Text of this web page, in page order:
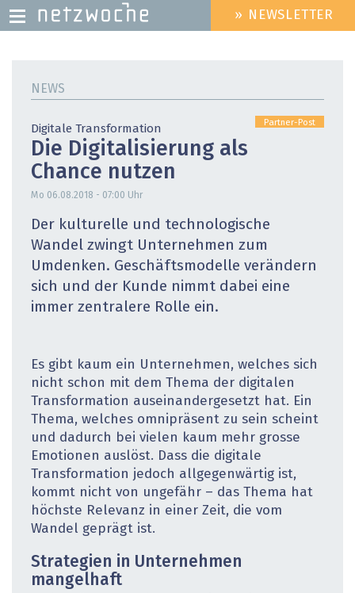
Inhalt
HEADER
MENU
» NEWSLETTER
NEWS
Partner-Post
Digitale Transformation
Die Digitalisierung als
Chance nutzen
Mo 06.08.2018 - 07:00 Uhr
Der kulturelle und technologische
Wandel zwingt Unternehmen zum
Umdenken. Geschäftsmodelle verändern
sich und der Kunde nimmt dabei eine
immer zentralere Rolle ein.
Es gibt kaum ein Unternehmen, welches sich
nicht schon mit dem Thema der digitalen
Transformation auseinandergesetzt hat. Ein
Thema, welches omnipräsent zu sein scheint
und dadurch bei vielen kaum mehr grosse
Emotionen auslöst. Dass die digitale
Transformation jedoch allgegenwärtig ist,
kommt nicht von ungefähr – das Thema hat
höchste Relevanz in einer Zeit, die vom
Wandel geprägt ist.
Strategien in Unternehmen
mangelhaft